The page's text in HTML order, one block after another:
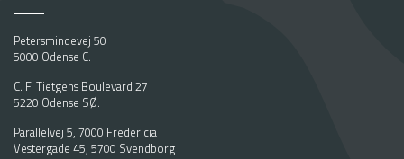
Petersmindevej 50
5000 Odense C.
C. F. Tietgens Boulevard 27
5220 Odense SØ.
Parallelvej 5, 7000 Fredericia
Vestergade 45, 5700 Svendborg